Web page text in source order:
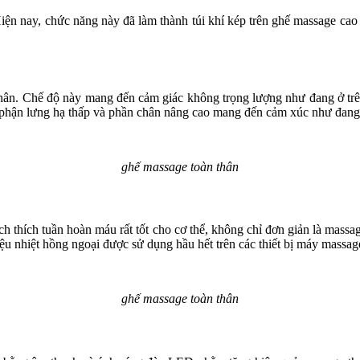
nay, chức năng này đã làm thành túi khí kép trên ghế massage
Chế độ này mang đến cảm giác không trọng lượng như đang ở
lưng hạ thấp và phần chân nâng cao mang đến cảm xúc như
ghế massage toàn thân
tuần hoàn máu rất tốt cho cơ thể, không chỉ đơn giản là
nhiệt hồng ngoại được sử dụng hầu hết trên các thiết bị máy
ghế massage toàn thân